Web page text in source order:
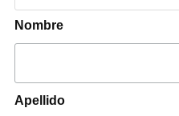
Nombre
Apellido